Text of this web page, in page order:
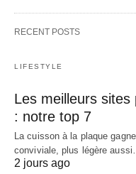
RECENT POSTS
LIFESTYLE
Les meilleurs
: notre top 7
La cuisson à la plaque
conviviale, plus légère
2 jours ago